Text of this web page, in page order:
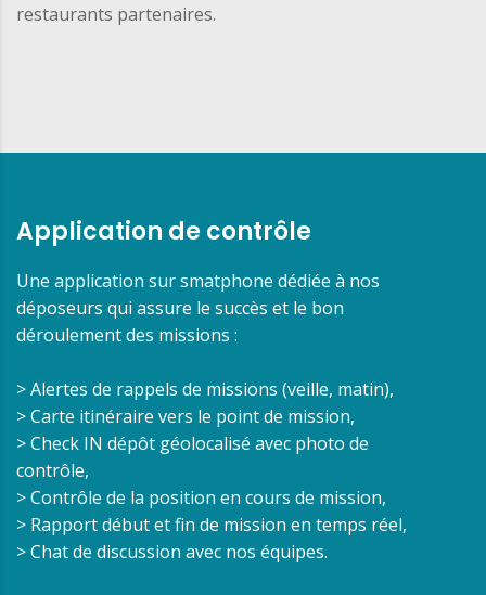
restaurants partenaires.
Application de contrôle
Une application sur smatphone dédiée à nos
déposeurs qui assure le succès et le bon
déroulement des missions :
> Alertes de rappels de missions (veille, matin),
> Carte itinéraire vers le point de mission,
> Check IN dépôt géolocalisé avec photo de
contrôle,
> Contrôle de la position en cours de mission,
> Rapport début et fin de mission en temps réel,
> Chat de discussion avec nos équipes.